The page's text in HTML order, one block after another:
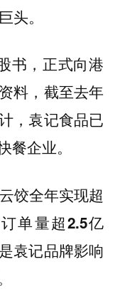
头。
书，正式向港
料，截至去年
，袁记食品已
企业。
饺全年实现超
单量超2.5亿
袁记品牌影响